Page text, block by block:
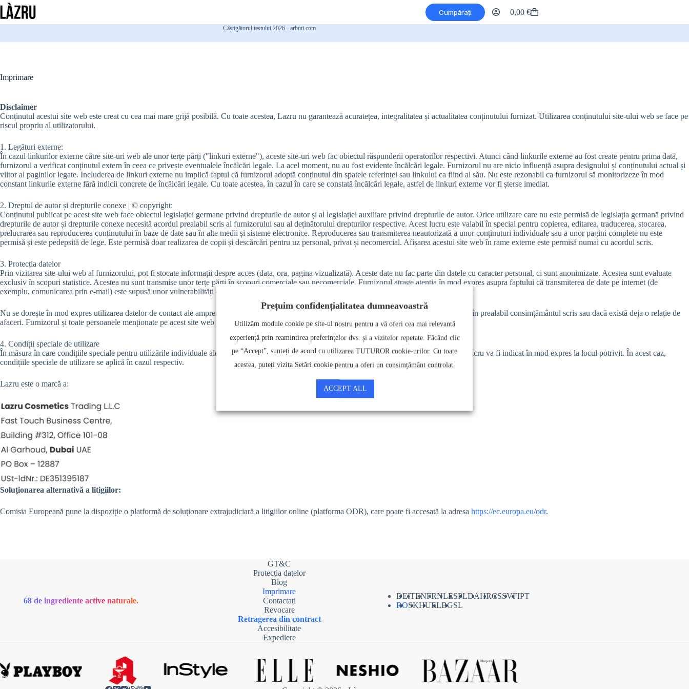
Sari
conținut
Cumpărați
Coș
de
0,00 €
Câștigătorul testului 2026 - arbuti.com
Imprimare
Disclaimer
Conținutul acestui site web este creat cu cea mai mare grijă posibilă. Cu toate acestea, Lazru nu garantează acuratețea, integralitatea și actualitatea conținutului furnizat. Utilizarea conținutului site-ului web se face pe
riscul propriu al utilizatorului.
1. Legături externe:
În cazul linkurilor externe către site-uri web ale unor terțe părți ("linkuri externe"), aceste site-uri web fac obiectul răspunderii operatorilor respectivi. Atunci când linkurile externe au fost create pentru prima dată,
furnizorul a verificat conținutul extern în ceea ce privește eventualele încălcări legale. La acel moment, nu au fost evidente încălcări legale. Furnizorul nu are nicio influență asupra designului și conținutului actual și
viitor al paginilor legate. Includerea de linkuri externe nu implică faptul că furnizorul adoptă conținutul din spatele referinței sau linkului ca fiind al său. Nu este rezonabil ca furnizorul să monitorizeze în mod
constant linkurile externe fără indicii concrete de încălcări legale. Cu toate acestea, în cazul în care se constată încălcări legale, astfel de linkuri externe vor fi șterse imediat.
2. Dreptul de autor și drepturile conexe | © copyright:
Conținutul publicat pe acest site web face obiectul legislației germane privind drepturile de autor și al legislației auxiliare privind drepturile de autor. Orice utilizare care nu este permisă de legislația germană privind
drepturile de autor și drepturile conexe necesită acordul prealabil scris al furnizorului sau al deținătorului drepturilor respective. Acest lucru este valabil în special pentru copierea, editarea, traducerea, stocarea,
prelucrarea sau reproducerea conținutului în baze de date sau în alte medii și sisteme electronice. Reproducerea sau transmiterea neautorizată a unor conținuturi individuale sau a unor pagini complete nu este
permisă și este pedepsită de lege. Este permisă doar realizarea de copii și descărcări pentru uz personal, privat și necomercial. Afișarea acestui site web în rame externe este permisă numai cu acordul scris.
3. Protecția datelor
Prin vizitarea site-ului web al furnizorului, pot fi stocate informații despre acces (data, ora, pagina vizualizată). Aceste date nu fac parte din datele cu caracter personal, ci sunt anonimizate. Acestea sunt evaluate
exclusiv în scopuri statistice. Acestea nu sunt transmise unor terțe părți în scopuri comerciale sau necomerciale. Furnizorul atrage atenția în mod expres asupra faptului că transmiterea de date pe internet (de
exemplu, comunicarea prin e-mail) este supusă unor vulnerabilități de securitate și nu poate fi complet protejată împotriva accesului terților.
Nu se dorește în mod expres utilizarea datelor de contact ale amprentei pentru publicitate comercială, cu excepția cazului în care furnizorul și-a dat în prealabil consimțământul scris sau dacă există deja o relație de
afaceri. Furnizorul și toate persoanele menționate pe acest site web se opun prin prezenta oricărei utilizări comerciale și divulgări a datelor lor.
4. Condiții speciale de utilizare
În măsura în care condițiile speciale pentru utilizările individuale ale acestui site web se abat de la numerele de la 1 la 4 menționate mai sus, acest lucru va fi indicat în mod expres la locul potrivit. În acest caz,
condițiile speciale de utilizare se aplică în cazul respectiv.
Lazru este o marcă a:
Soluționarea alternativă a litigiilor:
Comisia Europeană pune la dispoziție o platformă de soluționare extrajudiciară a litigiilor online (platforma ODR), care poate fi accesată la adresa https://ec.europa.eu/odr.
68 de ingrediente active naturale.
GT&C
Protecția datelor
Blog
Imprimare
Contactați
Revocare
Retragerea din contract
Accesibilitate
Expediere
DEITENFRNLESPLDAHRCSSVFIPT
ROSKHUELBGSL
Prețuim confidențialitatea dumneavoastră
Utilizăm module cookie pe site-ul nostru pentru a vă oferi cea mai relevantă
experiență prin reamintirea preferințelor dvs. și a vizitelor repetate. Făcând clic
pe “Accept”, sunteți de acord cu utilizarea TUTUROR cookie-urilor. Cu toate
acestea, puteți vizita Setări cookie pentru a oferi un consimțământ controlat.
ACCEPT ALL